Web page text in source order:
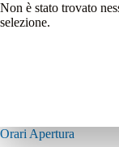
Non è stato trovato
selezione.
Orari Apertura